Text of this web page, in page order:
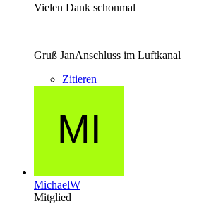
Vielen Dank schonmal
Gruß JanAnschluss im Luftkanal
Zitieren
MichaelW
Mitglied